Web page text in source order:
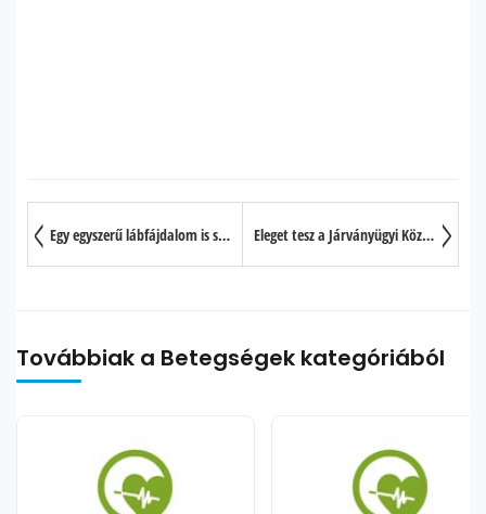
Egy egyszerű lábfájdalom is szívproblémákat jelezhet Eleget tesz a Járványügyi Központ az ebola megfékezéséért?
Továbbiak a Betegségek kategóriából